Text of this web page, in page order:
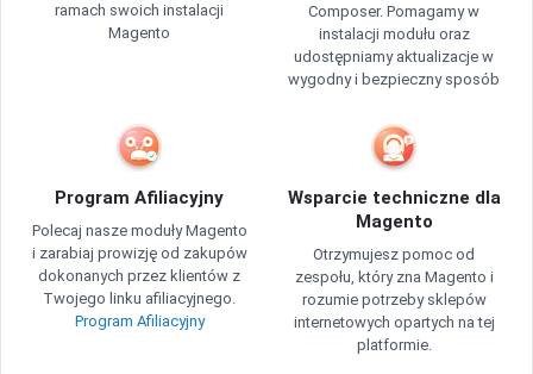
ramach swoich instalacji
Magento
Composer. Pomagamy w
instalacji modułu oraz
udostępniamy aktualizacje w
wygodny i bezpieczny sposób
Program Afiliacyjny
Polecaj nasze moduły Magento
i zarabiaj prowizję od zakupów
dokonanych przez klientów z
Twojego linku afiliacyjnego.
Program Afiliacyjny
Wsparcie techniczne dla
Magento
Otrzymujesz pomoc od
zespołu, który zna Magento i
rozumie potrzeby sklepów
internetowych opartych na tej
platformie.